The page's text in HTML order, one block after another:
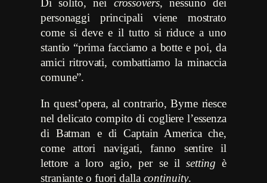
Di solito, nei crossovers, nessuno dei
personaggi principali viene mostrato
come si deve e il tutto si riduce a uno
stantio “prima facciamo a botte e poi, da
amici ritrovati, combattiamo la minaccia
comune”.
In quest’opera, al contrario, Byrne riesce
nel delicato compito di cogliere l’essenza
di Batman e di Captain America che,
come attori navigati, fanno sentire il
lettore a loro agio, per se ilsetting è
straniante o fuori dalla continuity.